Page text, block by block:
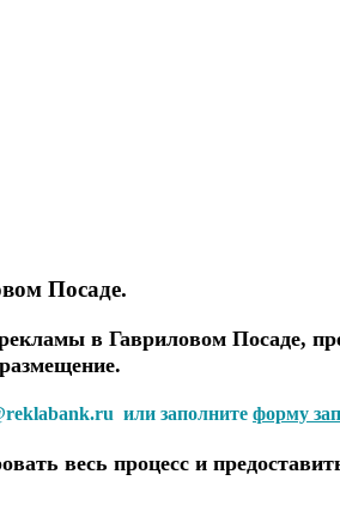
Посаде.
в Гавриловом Посаде,
или заполните форму
весь процесс и